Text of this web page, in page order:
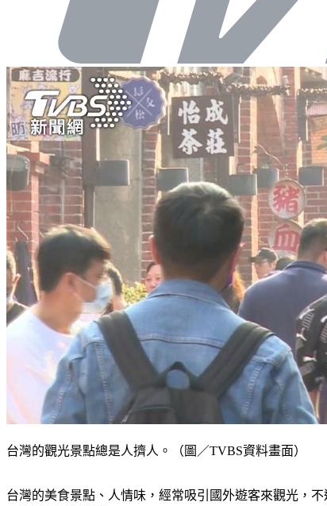
台灣的觀光景點總是人擠人。（圖／TVBS資料畫面）
台灣的美食景點、人情味，經常吸引國外遊客來觀光，